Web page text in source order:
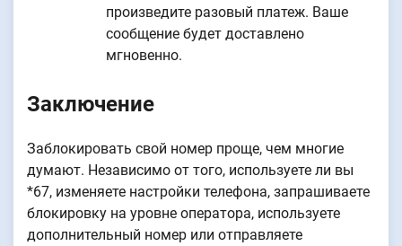
произведите разовый платеж. Ваше
сообщение будет доставлено
мгновенно.
Заключение
Заблокировать свой номер проще, чем многие
думают. Независимо от того, используете ли вы
*67, изменяете настройки телефона, запрашиваете
блокировку на уровне оператора, используете
дополнительный номер или отправляете